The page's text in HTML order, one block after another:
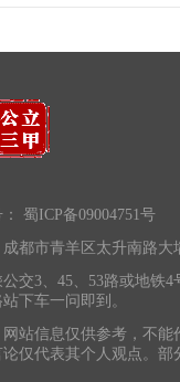
蜀ICP备09004751号
都市青羊区太升南路大
交3、45、53路或地铁
下车一问即到。
站信息仅供参考，不能
论仅代表其个人观点。部